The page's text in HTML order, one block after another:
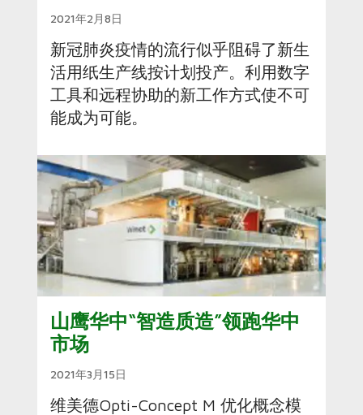
2021年2月8日
新冠肺炎疫情的流行似乎阻碍了新生
活用纸生产线按计划投产。利用数字
工具和远程协助的新工作方式使不可
能成为可能。
山鹰华中“智造质造”领跑华中
市场
2021年3月15日
维美德Opti-Concept M 优化概念模